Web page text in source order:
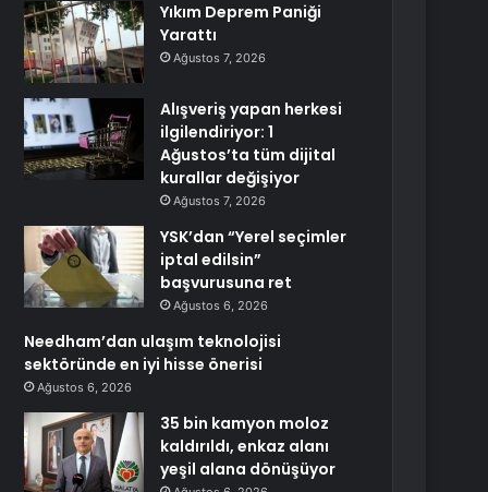
Yıkım Deprem Paniği
Yarattı
Ağustos 7, 2026
Alışveriş yapan herkesi
ilgilendiriyor: 1
Ağustos’ta tüm dijital
kurallar değişiyor
Ağustos 7, 2026
YSK’dan “Yerel seçimler
iptal edilsin”
başvurusuna ret
Ağustos 6, 2026
Needham’dan ulaşım teknolojisi
sektöründe en iyi hisse önerisi
Ağustos 6, 2026
35 bin kamyon moloz
kaldırıldı, enkaz alanı
yeşil alana dönüşüyor